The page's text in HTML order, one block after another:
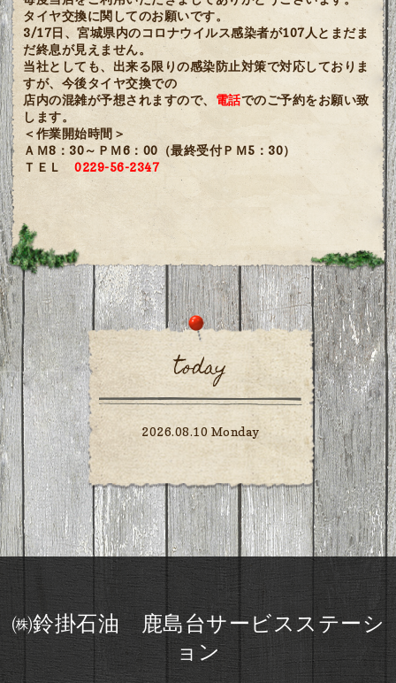
タイヤ交換に関してのお願いです。
3/17日、宮城県内のコロナウイルス感染者が107人とまだま
だ終息が見えません。
当社としても、出来る限りの感染防止対策で対応しておりま
すが、今後タイヤ交換での
店内の混雑が予想されますので、 電話でのご予約をお願い致
します。
＜作業開始時間＞
ＡＭ8：30～ＰＭ6：00（最終受付ＰＭ5：30）
ＴＥＬ0229-56-2347
today
2026.08.10 Monday
㈱鈴掛石油 鹿島台サービスステーシ
ョン